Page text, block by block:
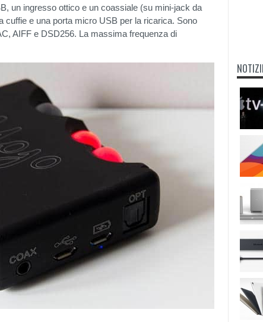
un ingresso ottico e un coassiale (su mini-jack da
cuffie e una porta micro USB per la ricarica. Sono
AIFF e DSD256. La massima frequenza di